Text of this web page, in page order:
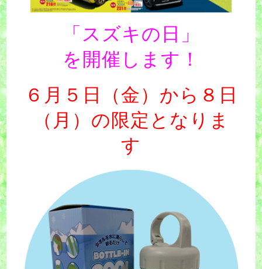
「スズキの日」
を開催します！
６月５日（金）から８日
（月）の限定となりま
す